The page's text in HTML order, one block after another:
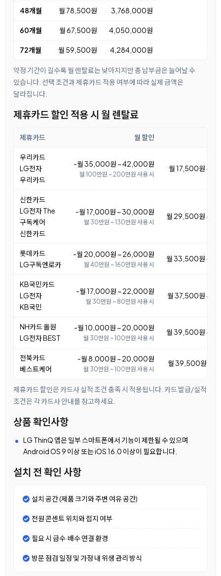
48개월 월 78,500원 3,768,000원
60개월 월 67,500원 4,050,000원
72개월 월 59,500원 4,284,000원
약정 기간이 길수록 월 렌탈료는 낮아지지만 총 납부금은 늘어날 수
있습니다. 선택 조건과 제휴카드 적용 여부에 따라 실제 금액은
달라집니다.
제휴카드 할인 적용 시 월 렌탈료
제휴카드 월 할인
우리카드
LG전자
우리카드
-월 35,000원 ~ 42,000원
월 100만원 ~ 200만원 사용 시
월 17,500원 ~
신한카드
LG전자 The
구독케어
신한카드
-월 17,000원 ~ 30,000원
월 30만원 ~ 130만원 사용 시
월 29,500원 ~
롯데카드
LG구독엔로카
-월 20,000원 ~ 26,000원
월 40만원 ~ 160만원 사용 시
월 33,500원 ~
KB국민카드
LG전자
KB국민
-월 17,000원 ~ 22,000원
월 30만원 ~ 80만원 사용 시
월 37,500원 ~
NH카드 올원
LG전자 BEST
-월 10,000원 ~ 20,000원
월 30만원 ~ 100만원 사용 시
월 39,500원 ~
전북카드
베스트케어
-월 8,000원 ~ 20,000원
월 30만원 ~ 100만원 사용 시
월 39,500원 ~
제휴카드 할인은 카드사 실적 조건 충족 시 적용됩니다. 카드 발급/실적
조건은 각 카드사 안내를 참고하세요.
상품 확인사항
LG ThinQ 앱은 일부 스마트폰에서 기능이 제한될 수 있으며
Android OS 9 이상 또는 iOS 16.0 이상이 필요합니다.
설치 전 확인 사항
설치 공간 (제품 크기와 주변 여유 공간)
전원 콘센트 위치와 접지 여부
필요 시 급수·배수 연결 환경
방문 점검 일정 및 가정 내 위생 관리 방식